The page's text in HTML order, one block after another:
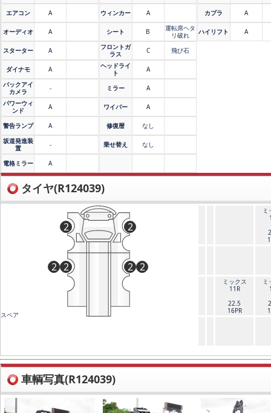
エアコン A
オーディオ A
スターター A
ダイナモ
A
バックアイ
カメラ
-
パワーウィ
ンド
A
警告ランプ
A
坂道発進装
置
-
電格ミラー A
ウィンカー A
シート B
運転席ヘタ
リ破れ
フロントガ
ラス
C
飛び石
ヘッドライ
ト
A
ミラー A
ワイパー A
修復暦 なし
乗せ替え なし
カプラ A
ハイリフト A
タイヤ(R124039)
2 2
2
2 2 2
スペア
ミ
ミックス
11R
22.5
16PR
ミ
車輌写真(R124039)